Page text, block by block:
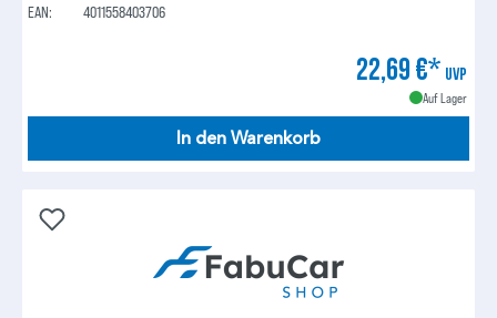
EAN:
4011558403706
22,69 €* UVP
Auf Lager
In den Warenkorb